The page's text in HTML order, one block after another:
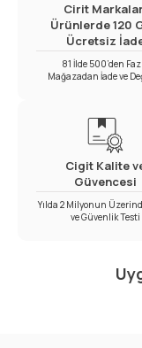
Cirit
Ürünlerde 120
Ücretsiz
81 İlde 500’den
Mağazadan İade ve
Cigit Kalite
Güvencesi
Yılda 2 Milyonun
ve Güvenlik Testi